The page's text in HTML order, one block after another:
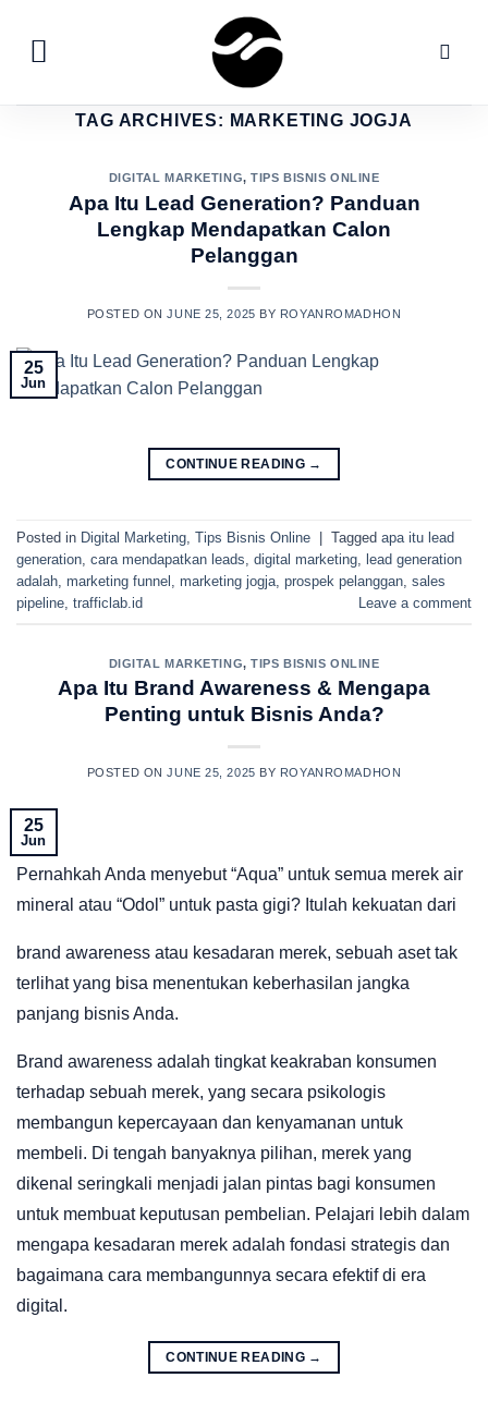
content
TAG ARCHIVES: MARKETING JOGJA
DIGITAL MARKETING,TIPS BISNIS ONLINE
Apa Itu Lead Generation? Panduan
Lengkap Mendapatkan Calon
Pelanggan
POSTED ONJUNE 25, 2025 BY ROYANROMADHON
25
Jun
CONTINUE READING →
Posted in Digital Marketing Tips Bisnis Online Tagged apa itu lead
generation cara mendapatkan leads digital marketing
lead generation
adalah marketing funnel marketing jogja prospek pelanggan sales
pipeline trafficlab.id Leave a comment
DIGITAL MARKETING,TIPS BISNIS ONLINE
Apa Itu Brand Awareness & Mengapa
Penting untuk Bisnis Anda?
POSTED ONJUNE 25, 2025 BY ROYANROMADHON
25
Jun
Pernahkah Anda menyebut “Aqua” untuk semua merek air
mineral atau “Odol” untuk pasta gigi? Itulah kekuatan dari
brand awareness atau kesadaran merek, sebuah aset tak
terlihat yang bisa menentukan keberhasilan jangka
panjang bisnis Anda.
Brand awareness adalah tingkat keakraban konsumen
terhadap sebuah merek, yang secara psikologis
membangun kepercayaan dan kenyamanan untuk
membeli. Di tengah banyaknya pilihan, merek yang
dikenal seringkali menjadi jalan pintas bagi konsumen
untuk membuat keputusan pembelian. Pelajari lebih dalam
mengapa kesadaran merek adalah fondasi strategis dan
bagaimana cara membangunnya secara efektif di era
digital.
CONTINUE READING →